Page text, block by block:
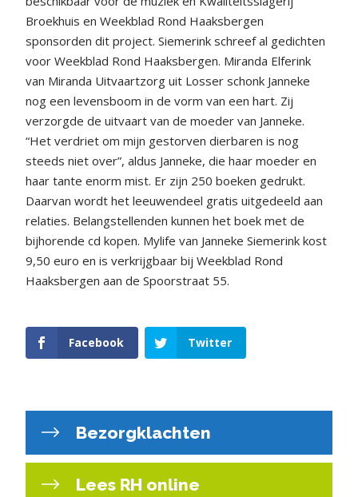
Broekhuis en Weekblad Rond Haaksbergen
sponsorden dit project. Siemerink schreef al gedichten
voor Weekblad Rond Haaksbergen. Miranda Elferink
van Miranda Uitvaartzorg uit Losser schonk Janneke
nog een levensboom in de vorm van een hart. Zij
verzorgde de uitvaart van de moeder van Janneke.
“Het verdriet om mijn gestorven dierbaren is nog
steeds niet over”, aldus Janneke, die haar moeder en
haar tante enorm mist. Er zijn 250 boeken gedrukt.
Daarvan wordt het leeuwendeel gratis uitgedeeld aan
relaties. Belangstellenden kunnen het boek met de
bijhorende cd kopen. Mylife van Janneke Siemerink kost
9,50 euro en is verkrijgbaar bij Weekblad Rond
Haaksbergen aan de Spoorstraat 55.
Facebook Twitter
Bezorgklachten
Lees RH online